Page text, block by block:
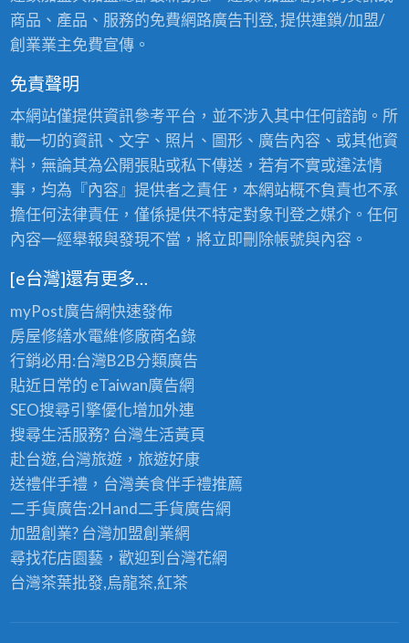
商品、產品、服務的免費網路廣告刊登, 提供連鎖/加盟/
創業業主免費宣傳。
免責聲明
本網站僅提供資訊參考平台，並不涉入其中任何諮詢。所
載一切的資訊、文字、照片、圖形、廣告內容、或其他資
料，無論其為公開張貼或私下傳送，若有不實或違法情
事，均為『內容』提供者之責任，本網站概不負責也不承
擔任何法律責任，僅係提供不特定對象刊登之媒介。任何
內容一經舉報與發現不當，將立即刪除帳號與內容。
[e台灣]還有更多…
myPost廣告網快速發佈
房屋修繕水電維修廠商名錄
行銷必用:台灣B2B分類廣告
貼近日常的 eTaiwan廣告網
SEO搜尋引擎優化增加外連
搜尋生活服務? 台灣生活黃頁
赴台遊,台灣旅遊，旅遊好康
送禮伴手禮，台灣美食伴手禮推薦
二手貨廣告:2Hand二手貨廣告網
加盟創業? 台灣加盟創業網
尋找花店園藝，歡迎到 台灣花網
台灣茶葉批發,烏龍茶,紅茶